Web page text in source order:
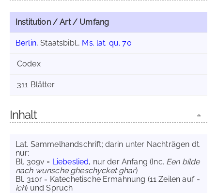
Institution / Art / Umfang
Berlin, Staatsbibl., Ms. lat. qu. 70
Codex
311 Blätter
Inhalt
Lat. Sammelhandschrift; darin unter Nachträgen dt.
nur:
Bl. 309v = Liebeslied, nur der Anfang (Inc. Een bilde
nach wunsche gheschycket ghar)
Bl. 310r = Katechetische Ermahnung (11 Zeilen auf -
ich) und Spruch